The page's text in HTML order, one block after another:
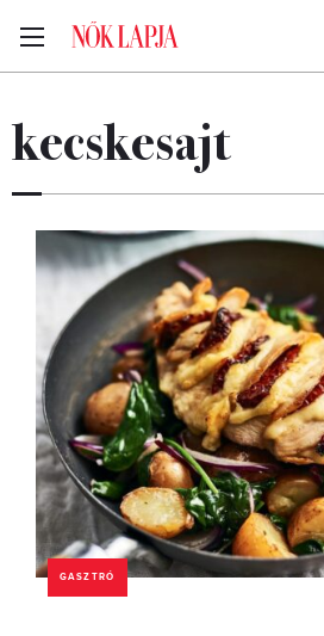
kecskesajt
GASZTRÓ